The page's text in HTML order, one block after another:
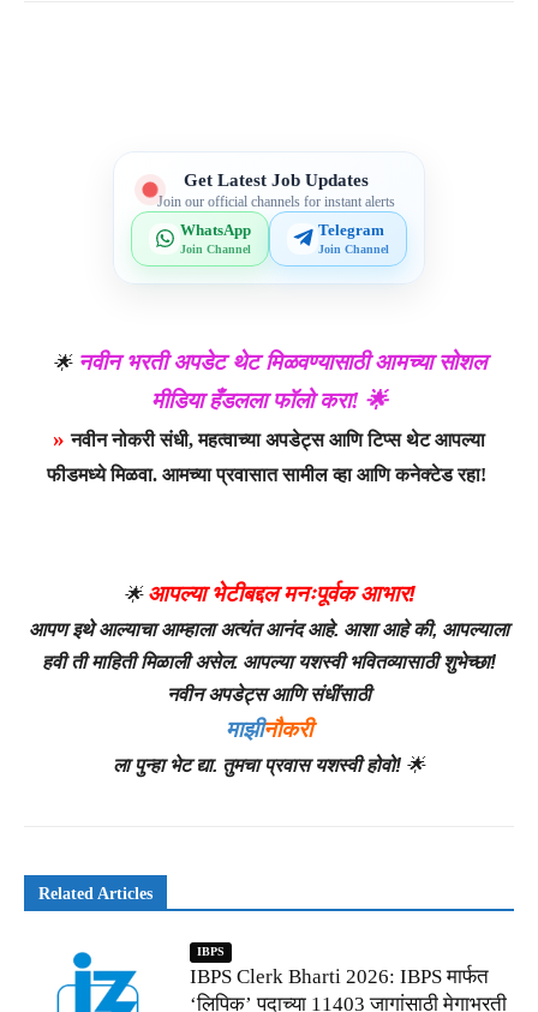
Get Latest Job Updates
Join our official channels for instant alerts
WhatsApp
Join Channel
Telegram
Join Channel
🌟नवीन भरती अपडेट थेट मिळवण्यासाठी आमच्या सोशल
मीडिया हँडलला फॉलो करा! 🌟
»नवीन नोकरी संधी, महत्वाच्या अपडेट्स आणि टिप्स थेट आपल्या
फीडमध्ये मिळवा. आमच्या प्रवासात सामील व्हा आणि कनेक्टेड रहा!
🌟 आपल्या भेटीबद्दल मनःपूर्वक आभार!
आपण इथे आल्याचा आम्हाला अत्यंत आनंद आहे. आशा आहे की, आपल्याला
हवी ती माहिती मिळाली असेल. आपल्या यशस्वी भवितव्यासाठी शुभेच्छा!
नवीन अपडेट्स आणि संधींसाठी
माझीनौकरी
ला पुन्हा भेट द्या. तुमचा प्रवास यशस्वी होवो! 🌟
Related Articles
IBPS
IBPS Clerk Bharti 2026: IBPS मार्फत
‘लिपिक’ पदाच्या 11403 जागांसाठी मेगाभरती